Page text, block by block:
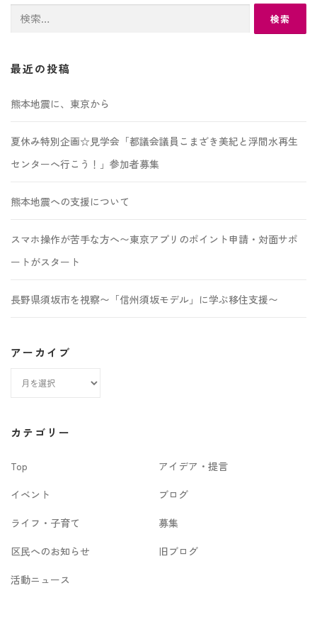
検
最近の投稿
熊本地震に、東京から
夏休み特別企画☆見学会「都議会議員こまざき美紀と浮間水再生
センターへ行こう！」参加者募集
熊本地震への支援について
スマホ操作が苦手な方へ〜東京アプリのポイント申請・対面サポ
ートがスタート
長野県須坂市を視察〜「信州須坂モデル」に学ぶ移住支援〜
アーカイブ
カ
ブ
カテゴリー
Top
アイデア・提言
イベント
ブログ
ライフ・子育て
募集
区民へのお知らせ
旧ブログ
活動ニュース